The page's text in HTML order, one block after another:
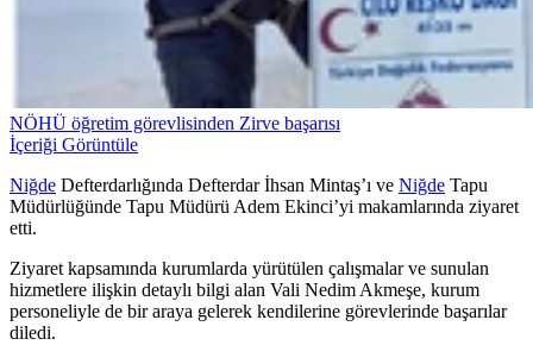
NÖHÜ öğretim görevlisinden Zirve başarısı
İçeriği Görüntüle
Niğde Defterdarlığında Defterdar İhsan Mintaş’ı ve Niğde Tapu
Müdürlüğünde Tapu Müdürü Adem Ekinci’yi makamlarında ziyaret
etti.
Ziyaret kapsamında kurumlarda yürütülen çalışmalar ve sunulan
hizmetlere ilişkin detaylı bilgi alan Vali Nedim Akmeşe, kurum
personeliyle de bir araya gelerek kendilerine görevlerinde başarılar
diledi.